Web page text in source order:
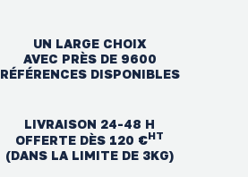
UN LARGE CHOIX
AVEC PRÈS DE 9600
RÉFÉRENCES DISPONIBLES
LIVRAISON 24-48 H
OFFERTE DÈS 120 €HT
(DANS LA LIMITE DE 3KG)